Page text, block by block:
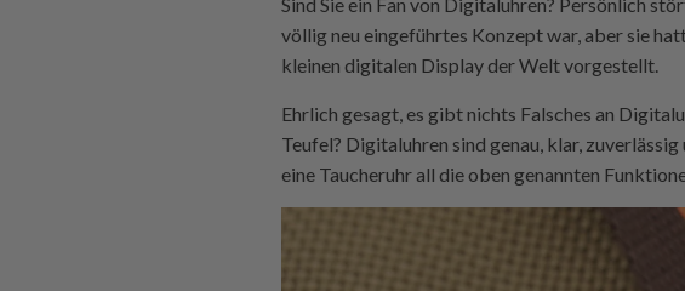
völlig neu eingeführtes Konzept war, aber sie
kleinen digitalen Display der Welt vorgestellt.
Ehrlich gesagt, es gibt nichts Falsches an
Teufel? Digitaluhren sind genau, klar,
eine Taucheruhr all die oben genannten